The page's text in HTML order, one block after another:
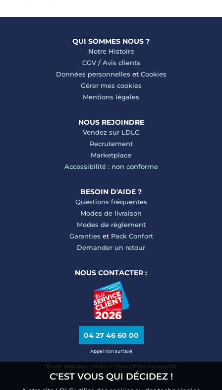
QUI SOMMES NOUS ?
Notre Histoire
CGV/ Avis clients
Données personnelles et Cookies
Gérer mes cookies
Mentions légales
NOUS REJOINDRE
Vendez sur LDLC
Recrutement
Marketplace
Accessibilité : non conforme
BESOIN D'AIDE ?
Questions fréquentes
Modes de livraison
Modes de règlement
Garanties et Pack Confort
Demander un retour
NOUS CONTACTER :
04 27 46 60 00
Appel non surtaxé
*Étude Ipsos bva - Viséo CI - Plus d’infos sur escda.fr
C'EST VOUS QUI DÉCIDEZ !